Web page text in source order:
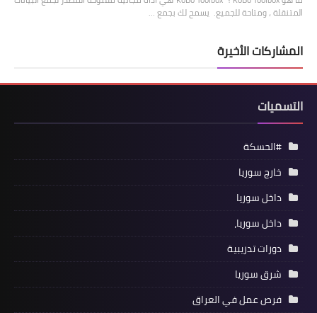
المتنقلة ، ومتاحة للجميع. يسمح لك بجمع …
المشاركات الأخيرة
التسميات
#الحسكة
خارج سوريا
داخل سوريا
داخل سوريا،
دورات تدريبية
شرق سوريا
فرص عمل في العراق